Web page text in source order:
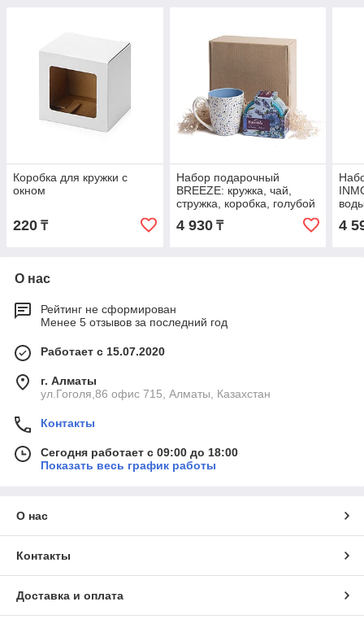
Коробка для кружки с
окном
220 ₸
Набор подарочный
BREEZE: кружка, чай,
стружка, коробка, голубой
4 930₸ 4
О нас
Рейтинг не сформирован
Менее 5 отзывов за последний год
Работает с 15.07.2020
г. Алматы
ул.Гоголя,86 офис 715, Алматы, Казахстан
Контакты
Сегодня работает с 09:00 до 18:00
Показать весь график работы
О нас
Контакты
Доставка и оплата